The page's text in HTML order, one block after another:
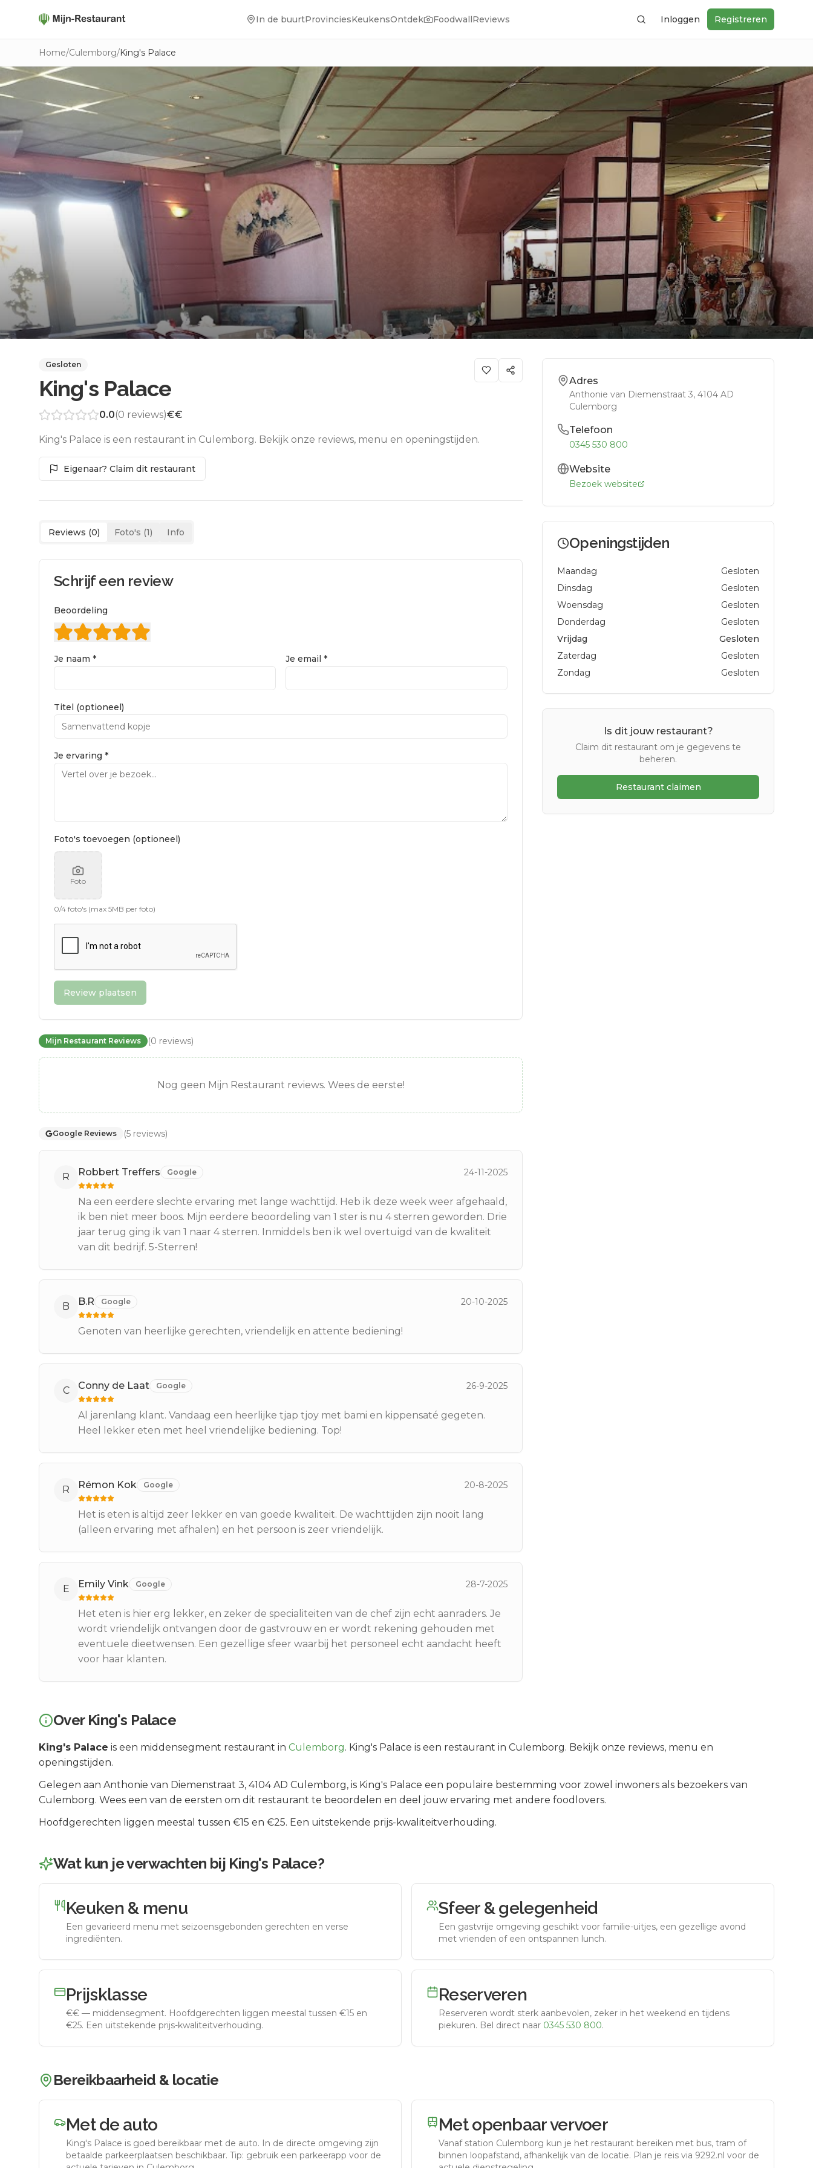
In de buurtProvinciesKeukensOntdek FoodwallReviews ZoekenInloggen Registreren
Home/Culemborg/King's Palace
Gesloten
King's Palace
0.0(0 reviews)€€
King's Palace is een restaurant in Culemborg. Bekijk onze reviews, menu en openingstijden.
Eigenaar? Claim dit restaurant
Reviews (0) Foto's (1) Info
Schrijf een review
Beoordeling
Je naam * Je email *
Titel (optioneel)
Je ervaring *
Foto's toevoegen (optioneel)
Foto
0/4 foto's (max 5MB per foto)
Review plaatsen
Mijn Restaurant Reviews (0 reviews)
Nog geen Mijn Restaurant reviews. Wees de eerste!
Google Reviews (5 reviews)
R Robbert Treffers Google 24-11-2025
Na een eerdere slechte ervaring met lange wachttijd. Heb ik deze week weer afgehaald,
ik ben niet meer boos. Mijn eerdere beoordeling van 1 ster is nu 4 sterren geworden. Drie
jaar terug ging ik van 1 naar 4 sterren. Inmiddels ben ik wel overtuigd van de kwaliteit
van dit bedrijf. 5-Sterren!
B B.R Google 20-10-2025
Genoten van heerlijke gerechten, vriendelijk en attente bediening!
C Conny de Laat Google 26-9-2025
Al jarenlang klant. Vandaag een heerlijke tjap tjoy met bami en kippensaté gegeten.
Heel lekker eten met heel vriendelijke bediening. Top!
R Rémon Kok Google 20-8-2025
Het is eten is altijd zeer lekker en van goede kwaliteit. De wachttijden zijn nooit lang
(alleen ervaring met afhalen) en het persoon is zeer vriendelijk.
E Emily Vink Google 28-7-2025
Het eten is hier erg lekker, en zeker de specialiteiten van de chef zijn echt aanraders. Je
wordt vriendelijk ontvangen door de gastvrouw en er wordt rekening gehouden met
eventuele dieetwensen. Een gezellige sfeer waarbij het personeel echt aandacht heeft
voor haar klanten.
Adres
Anthonie van Diemenstraat 3, 4104 AD
Culemborg
Telefoon
0345 530 800
Website
Bezoek website
Openingstijden
Maandag
Gesloten
Dinsdag
Gesloten
Woensdag
Gesloten
Donderdag
Gesloten
Vrijdag
Gesloten
Zaterdag
Gesloten
Zondag
Gesloten
Is dit jouw restaurant?
Claim dit restaurant om je gegevens te
beheren.
Restaurant claimen
Over King's Palace
King's Palace is een middensegment restaurant in Culemborg. King's Palace is een restaurant in Culemborg. Bekijk onze reviews, menu en
openingstijden.
Gelegen aan Anthonie van Diemenstraat 3, 4104 AD Culemborg, is King's Palace een populaire bestemming voor zowel inwoners als bezoekers van
Culemborg. Wees een van de eersten om dit restaurant te beoordelen en deel jouw ervaring met andere foodlovers.
Hoofdgerechten liggen meestal tussen €15 en €25. Een uitstekende prijs-kwaliteitverhouding.
Wat kun je verwachten bij King's Palace?
Keuken & menu
Een gevarieerd menu met seizoensgebonden gerechten en verse
ingrediënten.
Sfeer & gelegenheid
Een gastvrije omgeving geschikt voor familie-uitjes, een gezellige avond
met vrienden of een ontspannen lunch.
Prijsklasse
€€ — middensegment. Hoofdgerechten liggen meestal tussen €15 en
€25. Een uitstekende prijs-kwaliteitverhouding.
Reserveren
Reserveren wordt sterk aanbevolen, zeker in het weekend en tijdens
piekuren. Bel direct naar 0345 530 800.
Bereikbaarheid & locatie
Met de auto
King's Palace is goed bereikbaar met de auto. In de directe omgeving zijn
betaalde parkeerplaatsen beschikbaar. Tip: gebruik een parkeerapp voor de
Met openbaar vervoer
Vanaf station Culemborg kun je het restaurant bereiken met bus, tram of
binnen loopafstand, afhankelijk van de locatie. Plan je reis via 9292.nl voor de